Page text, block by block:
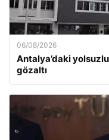
06/08/2026
Antalya’daki
gözaltı